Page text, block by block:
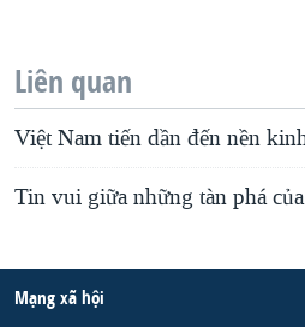
Liên quan
Việt Nam tiến dần đến nền
Tin vui giữa những tàn phá
Mạng xã hội